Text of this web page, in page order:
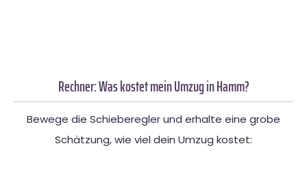
Rechner: Was kostet mein Umzug in Hamm?
Bewege die Schieberegler und erhalte eine grobe
Schätzung, wie viel dein Umzug kostet: